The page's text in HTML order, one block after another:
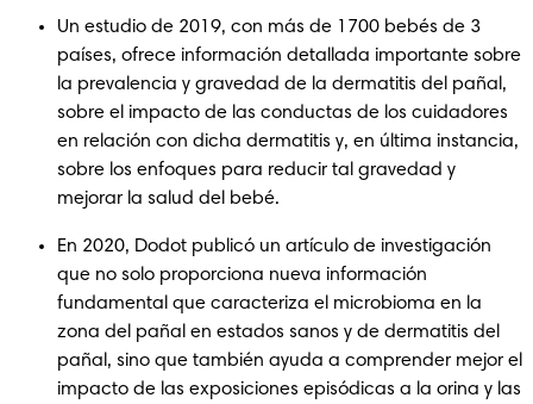
Un estudio de 2019, con más de 1700 bebés de 3
países, ofrece información detallada importante sobre
la prevalencia y gravedad de la dermatitis del pañal,
sobre el impacto de las conductas de los cuidadores
en relación con dicha dermatitis y, en última instancia,
sobre los enfoques para reducir tal gravedad y
mejorar la salud del bebé.
En 2020, Dodot publicó un artículo de investigación
que no solo proporciona nueva información
fundamental que caracteriza el microbioma en la
zona del pañal en estados sanos y de dermatitis del
pañal, sino que también ayuda a comprender mejor el
impacto de las exposiciones episódicas a la orina y las